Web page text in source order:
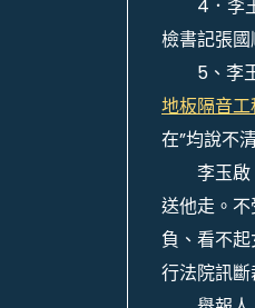
4．李玉
檢書記張
5、李玉
地板隔音工
在”均說不
李玉啟
送他走。
負、看不
行法院訊